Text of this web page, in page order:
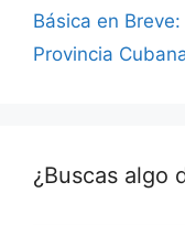
Básica en
Provincia
¿Buscas algo